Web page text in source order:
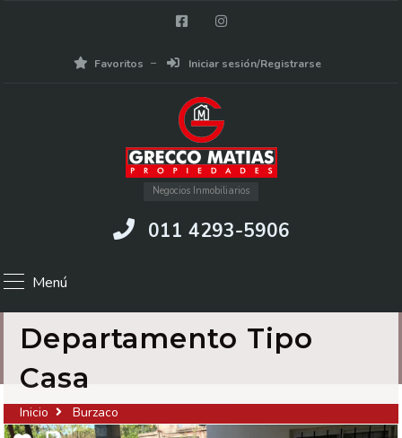
Favoritos Iniciar sesión/Registrarse
Negocios Inmobiliarios
011 4293-5906
Menú
Departamento Tipo
Casa
Inicio Burzaco